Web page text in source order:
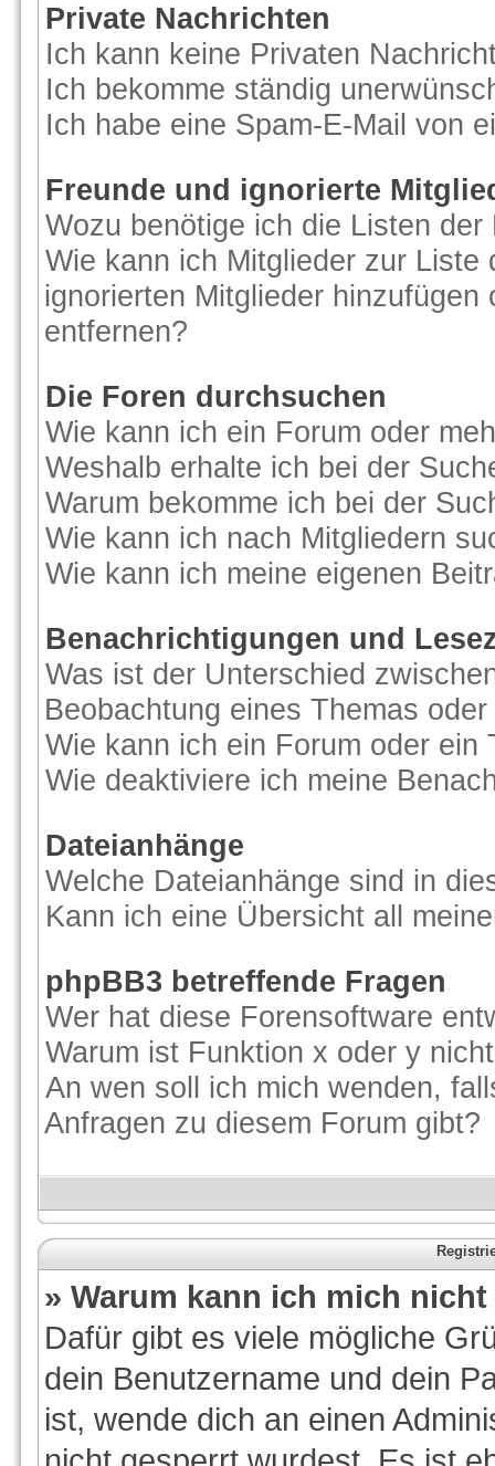
Private Nachrichten
Ich kann keine Privaten
Ich bekomme ständig
Ich habe eine Spam-E-Mail von
Freunde und ignorierte
Wozu benötige ich die Listen
Wie kann ich Mitglieder zur
ignorierten Mitglieder
entfernen?
Die Foren durchsuchen
Wie kann ich ein Forum oder
Weshalb erhalte ich bei der
Warum bekomme ich bei der
Wie kann ich nach Mitgliedern
Wie kann ich meine eigenen
Benachrichtigungen und
Was ist der Unterschied
Beobachtung eines Themas
Wie kann ich ein Forum oder ein
Wie deaktiviere ich meine
Dateianhänge
Welche Dateianhänge sind in
Kann ich eine Übersicht all
phpBB3 betreffende Fragen
Wer hat diese Forensoftware
Warum ist Funktion x oder y
An wen soll ich mich wenden,
Anfragen zu diesem Forum gibt?
» Warum kann ich mich
Dafür gibt es viele mögliche
dein Benutzername und dein
ist, wende dich an einen